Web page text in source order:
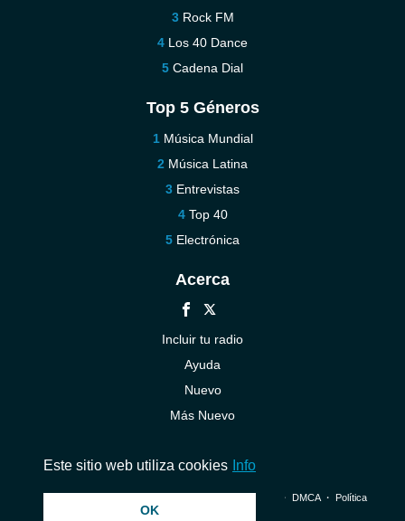
Rock FM
Los 40 Dance
Cadena Dial
Top 5 Géneros
Música Mundial
Música Latina
Entrevistas
Top 40
Electrónica
Acerca
Incluir tu radio
Ayuda
Nuevo
Más Nuevo
© 2026 InstantAudio. Reservados todos los derechos. ・ DMCA・ Política
Este sitio web utiliza cookies Info
OK